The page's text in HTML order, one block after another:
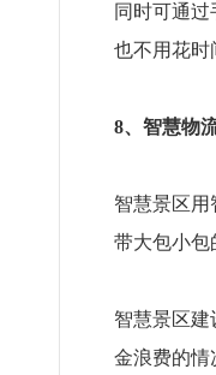
同时可通
也不用花时
8、智慧物
智慧景区
带大包小包
智慧景区
金浪费的情